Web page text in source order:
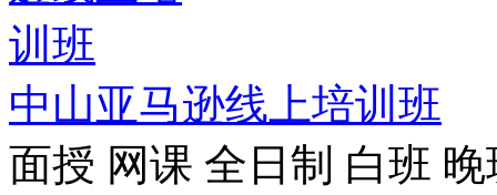
中山亚马逊线上培训班
面授 网课 全日制 白班 晚